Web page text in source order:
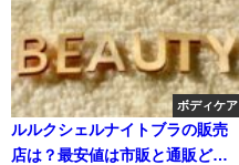
ボディケア
ルルクシェルナイトブラの販売
店は？最安値は市販と通販どっ